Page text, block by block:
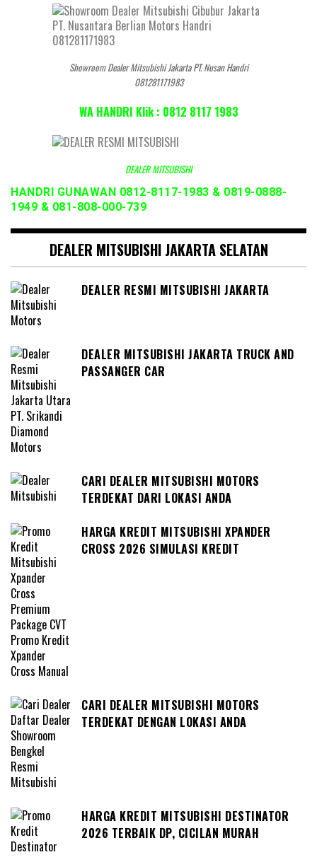
Showroom Dealer Mitsubishi Jakarta PT. Nusan Handri
081281171983
WA HANDRI Klik : 0812 8117 1983
DEALER MITSUBISHI
HANDRI GUNAWAN 0812-8117-1983 & 0819-0888-
1949 & 081-808-000-739
DEALER MITSUBISHI JAKARTA SELATAN
DEALER RESMI MITSUBISHI JAKARTA
DEALER MITSUBISHI JAKARTA TRUCK AND
PASSANGER CAR
CARI DEALER MITSUBISHI MOTORS
TERDEKAT DARI LOKASI ANDA
HARGA KREDIT MITSUBISHI XPANDER
CROSS 2026 SIMULASI KREDIT
CARI DEALER MITSUBISHI MOTORS
TERDEKAT DENGAN LOKASI ANDA
HARGA KREDIT MITSUBISHI DESTINATOR
2026 TERBAIK DP, CICILAN MURAH